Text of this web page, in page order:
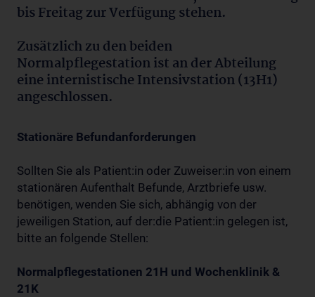
bis Freitag zur Verfügung stehen.
Zusätzlich zu den beiden
Normalpflegestation ist an der Abteilung
eine internistische Intensivstation (13H1)
angeschlossen.
Stationäre Befundanforderungen
Sollten Sie als Patient:in oder Zuweiser:in von einem
stationären Aufenthalt Befunde, Arztbriefe usw.
benötigen, wenden Sie sich, abhängig von der
jeweiligen Station, auf der:die Patient:in gelegen ist,
bitte an folgende Stellen:
Normalpflegestationen 21H und Wochenklinik &
21K